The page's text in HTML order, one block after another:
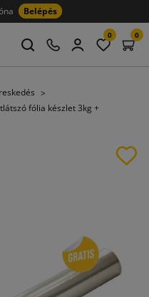
Belépés
0 0
fólia készlet 3kg +